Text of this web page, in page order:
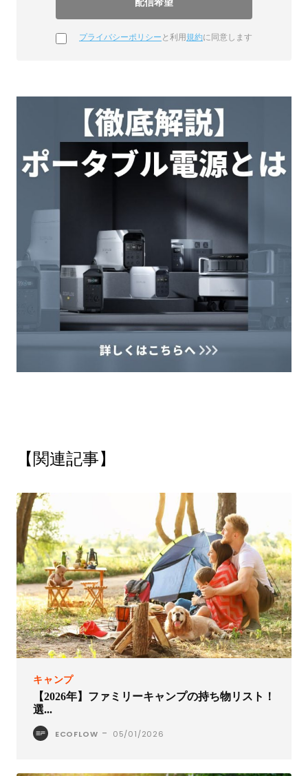
プライバシーポリシー と利用規約に同意します
【関連記事】
キャンプ
【2026年】ファミリーキャンプの持ち物リスト！
選...
ECOFLOW - 05/01/2026